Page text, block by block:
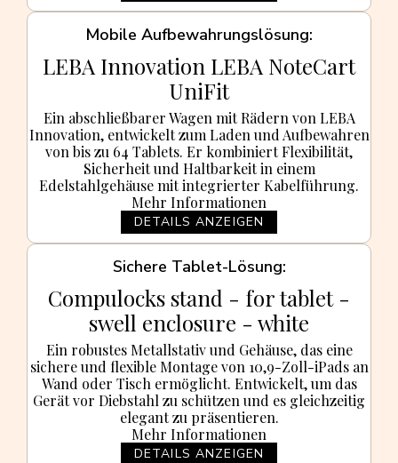
Mobile Aufbewahrungslösung
LEBA Innovation LEBA NoteCart
UniFit
Ein abschließbarer Wagen mit Rädern von LEBA
Innovation, entwickelt zum Laden und Aufbewahren
von bis zu 64 Tablets. Er kombiniert Flexibilität,
Sicherheit und Haltbarkeit in einem
Edelstahlgehäuse mit integrierter Kabelführung.
DETAILS ANZEIGEN
Mehr Informationen
Sichere Tablet-Lösung
Compulocks stand - for tablet -
swell enclosure - white
Ein robustes Metallstativ und Gehäuse, das eine
sichere und flexible Montage von 10,9-Zoll-iPads an
Wand oder Tisch ermöglicht. Entwickelt, um das
Gerät vor Diebstahl zu schützen und es gleichzeitig
elegant zu präsentieren.
DETAILS ANZEIGEN
Mehr Informationen